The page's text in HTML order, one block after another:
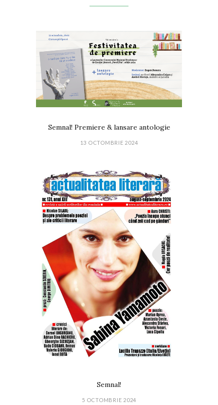
Semnal! Premiere & lansare antologie
13 OCTOMBRIE 2024
Semnal!
5 OCTOMBRIE 2024